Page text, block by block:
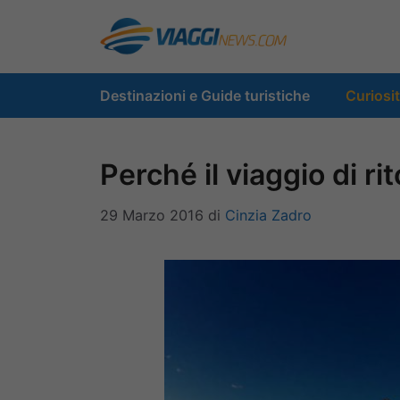
contenuto
Destinazioni e Guide turistiche
Perché il viaggio di
29 Marzo 2016 di Cinzia Zadro